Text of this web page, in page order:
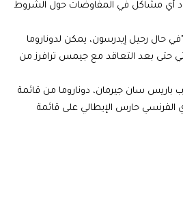
أي مشاكل في المفاوضات حول الشروط
"في حال رحيل إيدرسون، يمكن لدوناروما
حتى بعد التعاقد مع جيمس ترافرز من
باريس سان جيرمان، دوناروما من قائمة
الفرنسي حارس الإيطالي على قائمة